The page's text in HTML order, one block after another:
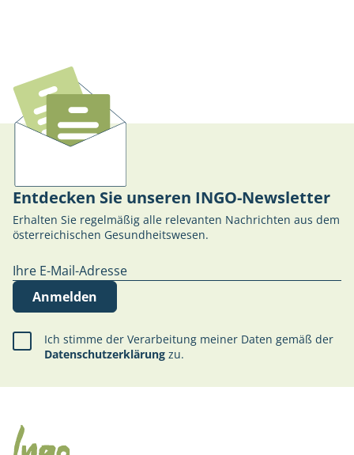
Entdecken Sie unseren INGO-Newsletter
Erhalten Sie regelmäßig alle relevanten Nachrichten aus dem
österreichischen Gesundheitswesen.
Anmelden
Ich stimme der Verarbeitung meiner Daten gemäß der
Datenschutzerklärung zu.